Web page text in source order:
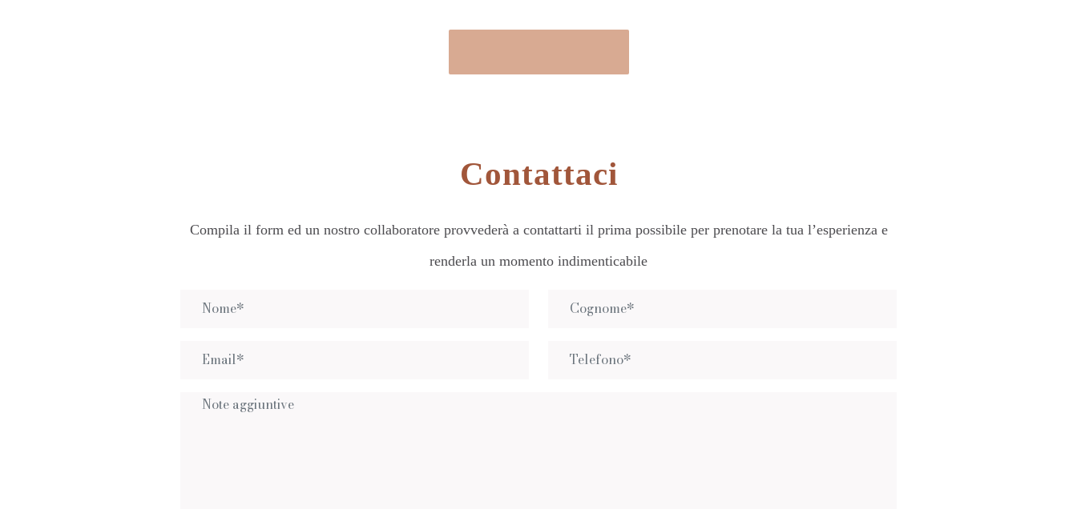
Contattaci
Compila il form ed un nostro collaboratore provvederà a contattarti il prima possibile per prenotare la tua l’esperienza e
renderla un momento indimenticabile